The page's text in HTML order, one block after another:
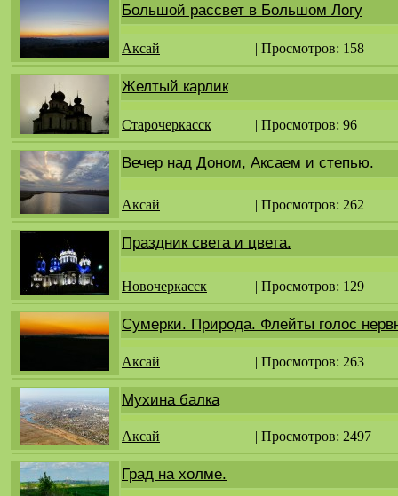
Большой рассвет в Большом Логу
Аксай | Просмотров: 158
Желтый карлик
Старочеркасск | Просмотров: 96
Вечер над Доном, Аксаем и степью.
Аксай | Просмотров: 262
Праздник света и цвета.
Новочеркасск | Просмотров: 129
Сумерки. Природа. Флейты голос
Аксай | Просмотров: 263
Мухина балка
Аксай | Просмотров: 2497
Град на холме.